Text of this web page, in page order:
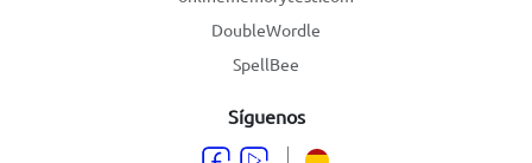
Síguenos
DoubleWordle
SpellBee